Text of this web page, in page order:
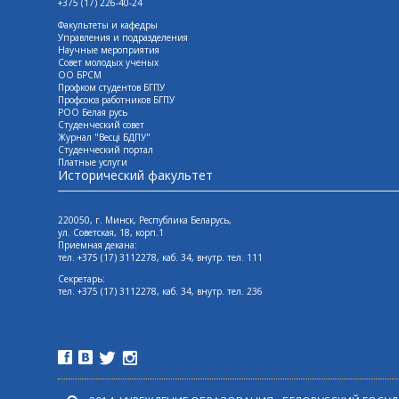
+375 (17) 226-40-24
Факультеты и кафедры
Управления и подразделения
Научные мероприятия
Совет молодых ученых
ОО БРСМ
Профком студентов БГПУ
Профсоюз работников БГПУ
РОО Белая русь
Студенческий совет
Журнал "Весцi БДПУ"
Студенческий портал
Платные услуги
Исторический факультет
220050, г. Минск, Республика Беларусь,
ул. Советская, 18, корп.1
Приемная декана:
тел. +375 (17) 3112278, каб. 34, внутр. тел. 111
Секретарь:
тел. +375 (17) 3112278, каб. 34, внутр. тел. 236